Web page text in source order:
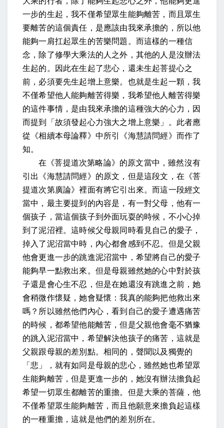
一步的生起，我不僅希望眾生能夠離苦，而且眾生
要離苦的這個責任，是應該由我來承擔的，所以他
能夠一肩扛起眾生的苦樂問題。而這樣的一種信
念，除了修學大乘法的人之外，其他的人是沒辦法
生起的。因此在生起了悲心，還未生起菩提心之
前，必須要先生起增上意樂。也就是生起一顆，我
不僅希望他人能夠離苦得樂，我希望他人離苦得樂
的這件事情，是由我來承擔的這種強大的心力，因
而提到「故須發起心力強大之增上意樂」。 此者應
從《相續本母論釋》中所引《海慧請問經》而作了
知。
在《菩提道次第略論》的原文當中，雖然沒有
引出《海慧請問經》的原文，但是這段文，在《菩
提道次第廣論》裡面有將它引出來。而這一段經文
當中，最主要提到的內容是，有一對父母，他有一
個孩子，當這個孩子到外面玩耍的時候，不小心掉
到了泥沼裡。這時候父母親同時看見自己的愛子，
掉入了泥沼當中時，內心都會感到不忍。但是父親
他會更進一步的跳進泥沼當中，希望將自己的愛子
能夠早一點救出來。但是母親雖然她的心中對於孩
子還是會心生不忍，但是在她還沒有跳進之前，她
會稍微作懷疑，她會疑懷：我真的能夠把他救出來
嗎？所以雖然他們內心，看到自己的愛子遭遇痛苦
的時候，都希望他能離苦，但是父親他會毫不猶豫
的跳入泥沼當中，希望解決他孩子的痛苦，這就是
父親跟母親的差別點。相同的，聲聞以及獨覺的
「悲」，就有如同是母親的悲心，雖然她也希望眾
生能夠離苦，但是更進一步的，她沒有辦法擔負起
希望一切眾生都離苦的重擔。但是大乘的菩薩，他
不僅希望眾生能夠離苦，而且他願意來擔負起這樣
的一種重擔，這就是他們的差別所在。